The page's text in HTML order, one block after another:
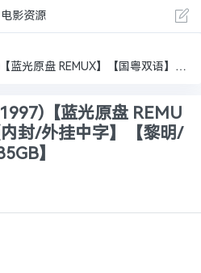
电影资源
高分老电影 半生缘(1997)【蓝光原盘 REMUX】【国粤双语】【内封/外挂中字】【黎明/吴倩莲/梅艳芳】【35GB】
【蓝光原盘 REMU
封/外挂中字】【黎明/
】